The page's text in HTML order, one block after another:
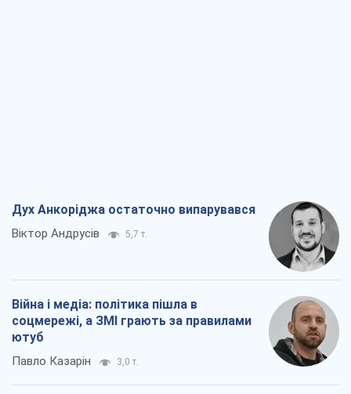
Дух Анкоріджа остаточно випарувався
Віктор Андрусів 5,7 т.
Війна і медіа: політика пішла в
соцмережі, а ЗМІ грають за правилами
ютуб
Павло Казарін 3,0 т.